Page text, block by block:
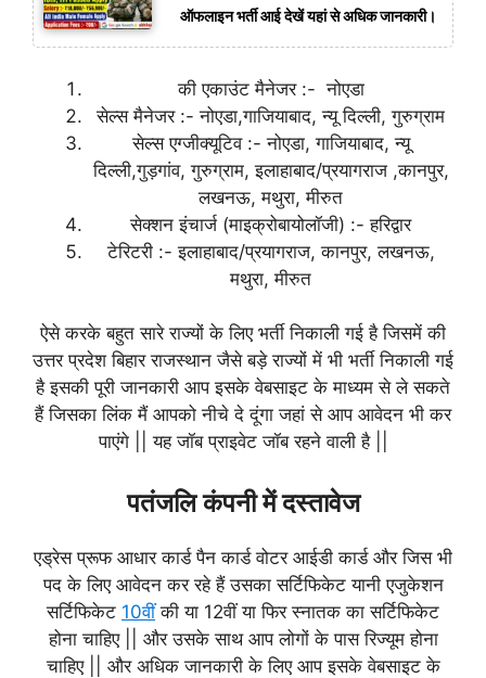
ऑफलाइन भर्ती आई देखें यहां से अधिक जानकारी।
की एकाउंट मैनेजर :- नोएडा
सेल्स मैनेजर :- नोएडा,गाजियाबाद, न्यू दिल्ली, गुरुग्राम
सेल्स एग्जीक्यूटिव :- नोएडा, गाजियाबाद, न्यू
दिल्ली,गुड़गांव, गुरुग्राम, इलाहाबाद/प्रयागराज ,कानपुर,
लखनऊ, मथुरा, मीरुत
सेक्शन इंचार्ज (माइक्रोबायोलॉजी) :- हरिद्वार
टेरिटरी :- इलाहाबाद/प्रयागराज, कानपुर, लखनऊ,
मथुरा, मीरुत
ऐसे करके बहुत सारे राज्यों के लिए भर्ती निकाली गई है जिसमें की
उत्तर प्रदेश बिहार राजस्थान जैसे बड़े राज्यों में भी भर्ती निकाली गई
है इसकी पूरी जानकारी आप इसके वेबसाइट के माध्यम से ले सकते
हैं जिसका लिंक मैं आपको नीचे दे दूंगा जहां से आप आवेदन भी कर
पाएंगे || यह जॉब प्राइवेट जॉब रहने वाली है ||
पतंजलि कंपनी में दस्तावेज
एड्रेस प्रूफ आधार कार्ड पैन कार्ड वोटर आईडी कार्ड और जिस भी
पद के लिए आवेदन कर रहे हैं उसका सर्टिफिकेट यानी एजुकेशन
सर्टिफिकेट 10वींकी या 12वीं या फिर स्नातक का सर्टिफिकेट
होना चाहिए || और उसके साथ आप लोगों के पास रिज्यूम होना
चाहिए || और अधिक जानकारी के लिए आप इसके वेबसाइट के